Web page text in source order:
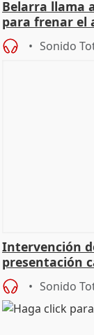
Belarra llama
para frenar el
Sonido
Intervención
presentación
Sonido